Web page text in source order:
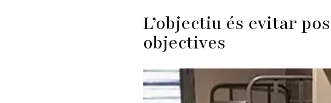
L’objectiu és evitar
objectives